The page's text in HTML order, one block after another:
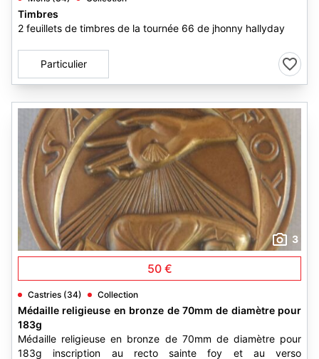
Timbres
2 feuillets de timbres de la tournée 66 de jhonny hallyday
Particulier
3
50 €
Castries (34) Collection
Médaille religieuse en bronze de 70mm de diamètre pour
183g
Médaille religieuse en bronze de 70mm de diamètre pour
183g inscription au recto sainte foy et au verso